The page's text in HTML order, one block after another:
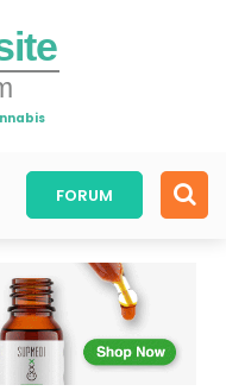
FORUM